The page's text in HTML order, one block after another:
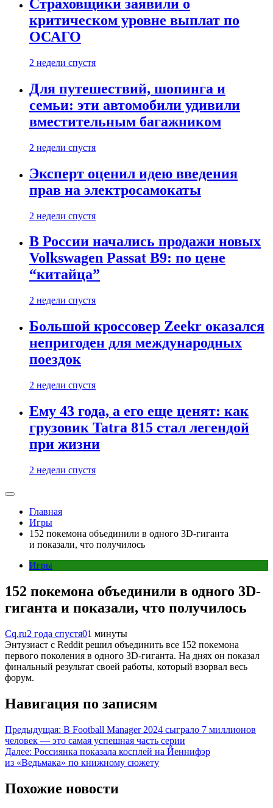
Страховщики заявили о
критическом уровне выплат по
ОСАГО
2 недели спустя
Для путешествий, шопинга и
семьи: эти автомобили удивили
вместительным багажником
2 недели спустя
Эксперт оценил идею введения
прав на электросамокаты
2 недели спустя
В России начались продажи новых
Volkswagen Passat B9: по цене
“китайца”
2 недели спустя
Большой кроссовер Zeekr оказался
непригоден для международных
поездок
2 недели спустя
Ему 43 года, а его еще ценят: как
грузовик Tatra 815 стал легендой
при жизни
2 недели спустя
Главная
Игры
152 покемона объединили в одного 3D-гиганта
и показали, что получилось
Игры
152 покемона объединили в одного 3D-
гиганта и показали, что получилось
Cq.ru2 года спустя01 минуты
Энтузиаст с Reddit решил объединить все 152 покемона
первого поколения в одного 3D-гиганта. На днях он показал
финальный результат своей работы, который взорвал весь
форум.
Навигация по записям
Предыдущая: В Football Manager 2024 сыграло 7 миллионов
человек — это самая успешная часть серии
Далее: Россиянка показала косплей на Йеннифэр
из «Ведьмака» по книжному сюжету
Похожие новости